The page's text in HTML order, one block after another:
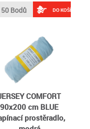
50 Bodů DO KOŠÍKU
COMFORT
90x200 cm BLUE
prostěradlo,